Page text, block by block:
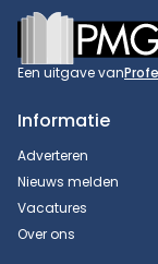
Footer
Een uitgave van
Informatie
Adverteren
Nieuws melden
Vacatures
Over ons